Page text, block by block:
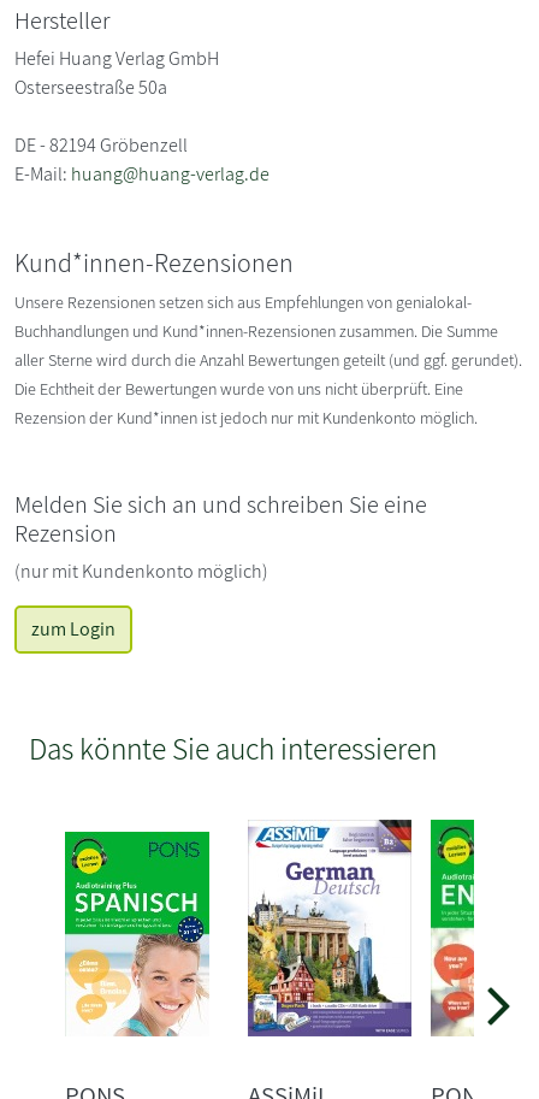
Hersteller
Hefei Huang Verlag GmbH
Osterseestraße 50a
DE - 82194 Gröbenzell
E-Mail: huang@huang-verlag.de
Kund*innen-Rezensionen
Unsere Rezensionen setzen sich aus Empfehlungen von genialokal-
Buchhandlungen und Kund*innen-Rezensionen zusammen. Die Summe
aller Sterne wird durch die Anzahl Bewertungen geteilt (und ggf. gerundet).
Die Echtheit der Bewertungen wurde von uns nicht überprüft. Eine
Rezension der Kund*innen ist jedoch nur mit Kundenkonto möglich.
Melden Sie sich an und schreiben Sie eine
Rezension
(nur mit Kundenkonto möglich)
zum Login
Das könnte Sie auch interessieren